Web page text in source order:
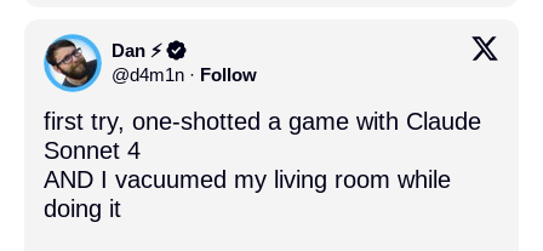
Dan ⚡️
@d4m1n · Follow
first try, one-shotted a game with Claude
Sonnet 4
AND I vacuumed my living room while
doing it